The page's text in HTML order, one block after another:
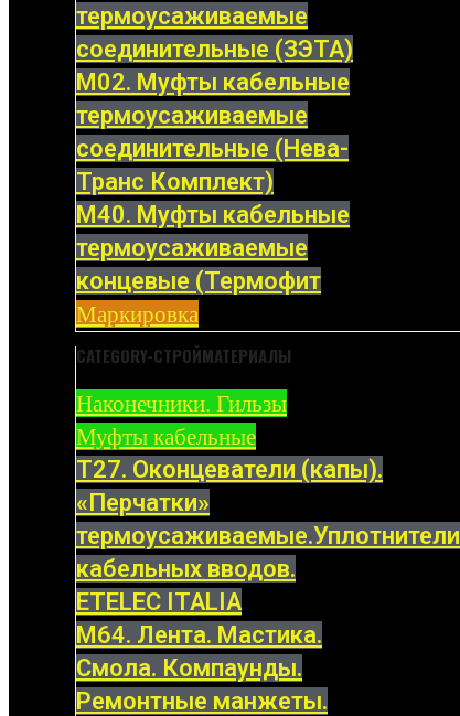
термоусаживаемые
соединительные (ЗЭТА)
М02. Муфты кабельные
термоусаживаемые
соединительные (Нева-
Транс Комплект)
М40. Муфты кабельные
термоусаживаемые
концевые (Термофит
Маркировка
CATEGORY-СТРОЙМАТЕРИАЛЫ
Наконечники. Гильзы
Муфты кабельные
Т27. Оконцеватели (капы).
«Перчатки»
термоусаживаемые.Уплотнители
кабельных вводов.
ETELEC ITALIA
М64. Лента. Мастика.
Смола. Компаунды.
Ремонтные манжеты.